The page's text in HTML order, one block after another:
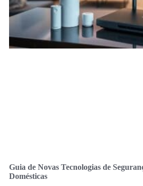
Guia de Novas Tecnologias de
Domésticas